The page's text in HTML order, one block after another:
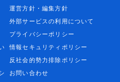
運営方針・編集方針
外部サービスの利用について
プライバシーポリシー
情報セキュリティポリシー
反社会的勢力排除ポリシー
お問い合わせ